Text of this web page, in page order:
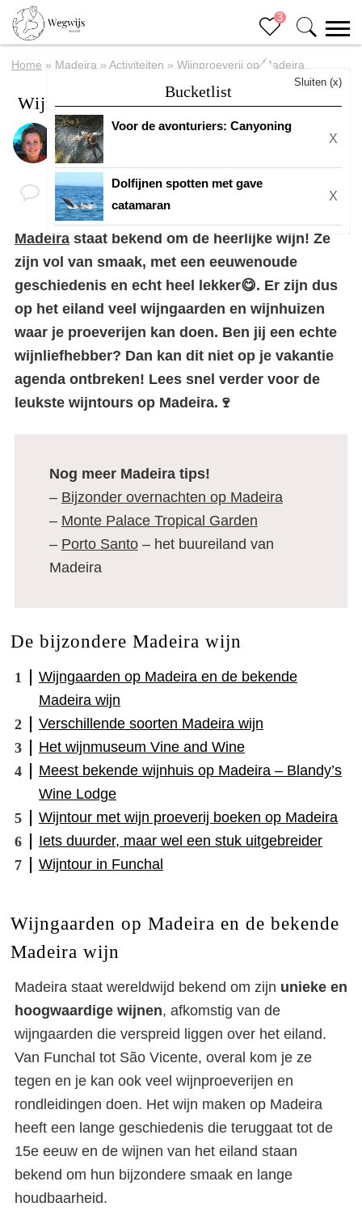
3
Bucketlist
Sluiten (x)
Voor de avonturiers: Canyoning
X
Dolfijnen spotten met gave
catamaran
X
Home » Madeira » Activiteiten » Wijnproeverij op Madeira
Wijnproeverij op Madeira
DoorSuuz
Madeira staat bekend om de heerlijke wijn! Ze
zijn vol van smaak, met een eeuwenoude
geschiedenis en echt heel lekker😋. Er zijn dus
op het eiland veel wijngaarden en wijnhuizen
waar je proeverijen kan doen. Ben jij een echte
wijnliefhebber? Dan kan dit niet op je vakantie
agenda ontbreken! Lees snel verder voor de
leukste wijntours op Madeira.🍷
Nog meer Madeira tips!
– Bijzonder overnachten op Madeira
– Monte Palace Tropical Garden
– Porto Santo– het buureiland van
Madeira
De bijzondere Madeira wijn
Wijngaarden op Madeira en de bekende
Madeira wijn
Verschillende soorten Madeira wijn
Het wijnmuseum Vine and Wine
Meest bekende wijnhuis op Madeira – Blandy’s
Wine Lodge
Wijntour met wijn proeverij boeken op Madeira
Iets duurder, maar wel een stuk uitgebreider
Wijntour in Funchal
Wijngaarden op Madeira en de bekende
Madeira wijn
Madeira staat wereldwijd bekend om zijn unieke en
hoogwaardige wijnen, afkomstig van de
wijngaarden die verspreid liggen over het eiland.
Van Funchal tot São Vicente, overal kom je ze
tegen en je kan ook veel wijnproeverijen en
rondleidingen doen. Het wijn maken op Madeira
heeft een lange geschiedenis die teruggaat tot de
15e eeuw en de wijnen van het eiland staan
bekend om hun bijzondere smaak en lange
houdbaarheid.